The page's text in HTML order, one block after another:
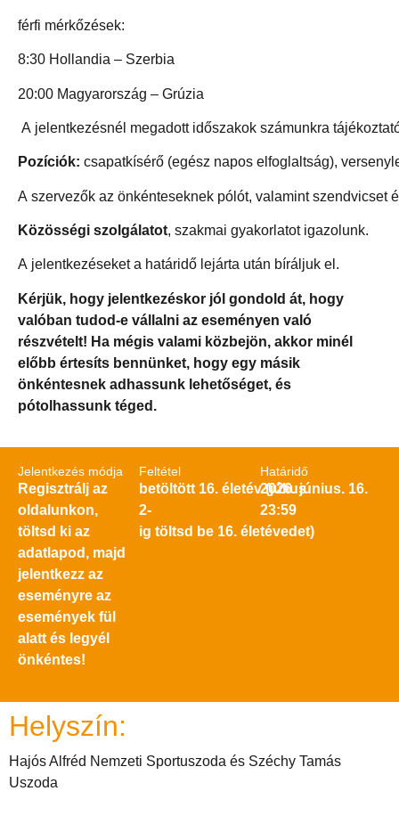
férfi mérkőzések:
8:30 Hollandia – Szerbia
20:00 Magyarország – Grúzia
A jelentkezésnél megadott időszakok számunkra
Pozíciók: csapatkísérő (egész napos elfoglaltság),
A szervezők az önkénteseknek pólót, valamint szendvicset
Közösségi szolgálatot, szakmai gyakorlatot igazolunk.
A jelentkezéseket a határidő lejárta után bíráljuk el.
Kérjük, hogy jelentkezéskor jól gondold át, hogy
valóban tudod-e vállalni az eseményen való
részvételt! Ha mégis valami közbejön, akkor minél
előbb értesíts bennünket, hogy egy másik
önkéntesnek adhassunk lehetőséget, és
pótolhassunk téged.
Jelentkezés módja
Regisztrálj az
oldalunkon,
töltsd ki az
adatlapod, majd
jelentkezz az
eseményre az
események fül
alatt és legyél
önkéntes!
Feltétel
betöltött 16. életév (július
2-
ig töltsd be 16. életévedet)
Határidő
2026. június. 16.
23:59
Helyszín:
Hajós Alfréd Nemzeti Sportuszoda és Széchy Tamás
Uszoda